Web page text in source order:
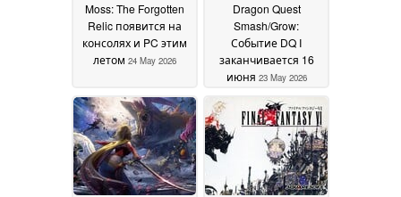
Moss: The Forgotten
Relic появится на
консолях и PC этим
летом 24 May 2026
Dragon Quest
Smash/Grow:
Событие DQ I
заканчивается 16
июня 23 May 2026